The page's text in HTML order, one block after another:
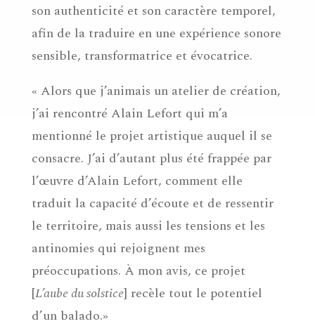
son authenticité et son caractère temporel,
afin de la traduire en une expérience sonore
sensible, transformatrice et évocatrice.
« Alors que j’animais un atelier de création,
j’ai rencontré Alain Lefort qui m’a
mentionné le projet artistique auquel il se
consacre. J’ai d’autant plus été frappée par
l’œuvre d’Alain Lefort, comment elle
traduit la capacité d’écoute et de ressentir
le territoire, mais aussi les tensions et les
antinomies qui rejoignent mes
préoccupations. À mon avis, ce projet
[L’aube du solstice] recèle tout le potentiel
d’un balado.»